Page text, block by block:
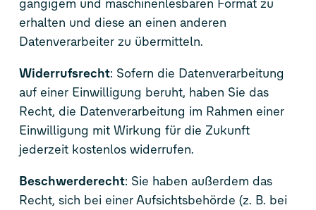
gängigem und maschinenlesbaren Format zu
erhalten und diese an einen anderen
Datenverarbeiter zu übermitteln.
Widerrufsrecht: Sofern die Datenverarbeitung
auf einer Einwilligung beruht, haben Sie das
Recht, die Datenverarbeitung im Rahmen einer
Einwilligung mit Wirkung für die Zukunft
jederzeit kostenlos widerrufen.
Beschwerderecht: Sie haben außerdem das
Recht, sich bei einer Aufsichtsbehörde (z. B. bei